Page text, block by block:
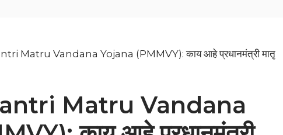
Matru Vandana Yojana (PMMVY): काय आहे प्रधानमंत्री मातृ
Matru Vandana